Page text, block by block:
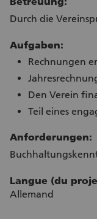
Durch die
Aufgaben:
Rechnungen
Den Verein
Teil eines
Anforderungen:
Langue (du
Allemand